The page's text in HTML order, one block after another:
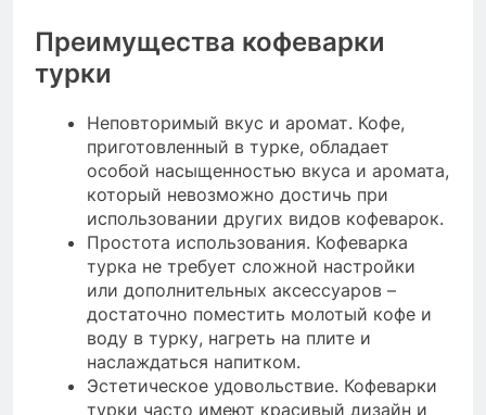
Преимущества кофеварки
турки
Неповторимый вкус и аромат. Кофе,
приготовленный в турке, обладает
особой насыщенностью вкуса и аромата,
который невозможно достичь при
использовании других видов кофеварок.
Простота использования. Кофеварка
турка не требует сложной настройки
или дополнительных аксессуаров –
достаточно поместить молотый кофе и
воду в турку, нагреть на плите и
наслаждаться напитком.
Эстетическое удовольствие. Кофеварки
турки часто имеют красивый дизайн и